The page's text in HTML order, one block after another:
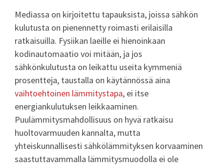
Mediassa on kirjoitettu tapauksista, joissa sähkön
kulutusta on pienennetty roimasti erilaisilla
ratkaisuilla. Fysiikan laeille ei hienoinkaan
kodinautomaatio voi mitään, ja jos
sähkönkulutusta on leikattu useita kymmeniä
prosentteja, taustalla on käytännössä aina
vaihtoehtoinen lämmitystapa, ei itse
energiankulutuksen leikkaaminen.
Puulämmitysmahdollisuus on hyvä ratkaisu
huoltovarmuuden kannalta, mutta
yhteiskunnallisesti sähkölämmityksen korvaaminen
saastuttavammalla lämmitysmuodolla ei ole